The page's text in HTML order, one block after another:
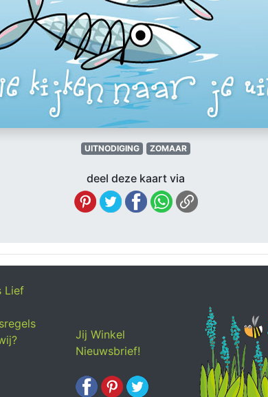
UITNODIGING ZOMAAR
deel deze kaart via
Lief
Jij Winkel
Nieuwsbrief!